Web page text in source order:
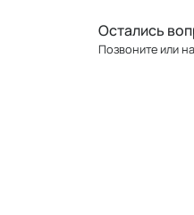
Остались
Позвоните или